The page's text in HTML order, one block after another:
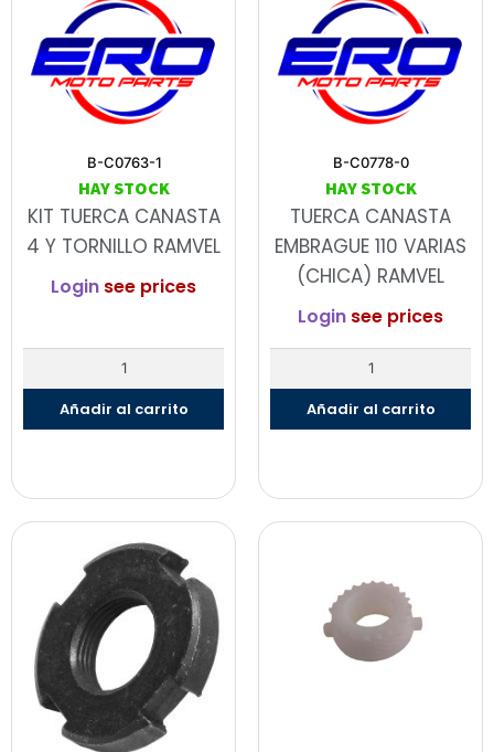
B-C0763-1
HAY STOCK
KIT TUERCA CANASTA
4 Y TORNILLO RAMVEL
Login see prices
Añadir al carrito
B-C0778-0
HAY STOCK
TUERCA CANASTA
EMBRAGUE 110 VARIAS
(CHICA) RAMVEL
Login see prices
Añadir al carrito